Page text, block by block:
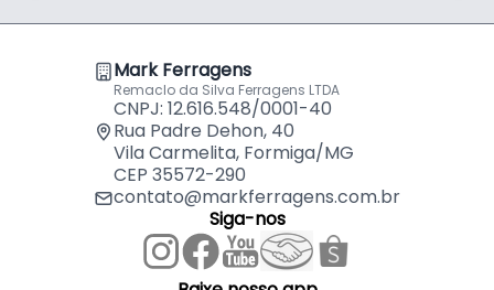
Mark Ferragens
Remaclo da Silva Ferragens LTDA
CNPJ: 12.616.548/0001-40
Rua Padre Dehon, 40
Vila Carmelita, Formiga/MG
CEP 35572-290
contato@markferragens.com.br
Siga-nos